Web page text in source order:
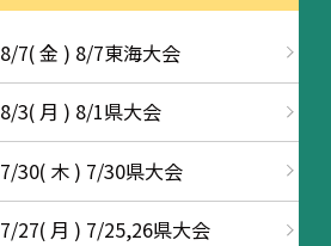
8/7( 金 ) 8/7東海大会
8/3( 月 ) 8/1県大会
7/30( 木 ) 7/30県大会
7/27( 月 ) 7/25,26県大会